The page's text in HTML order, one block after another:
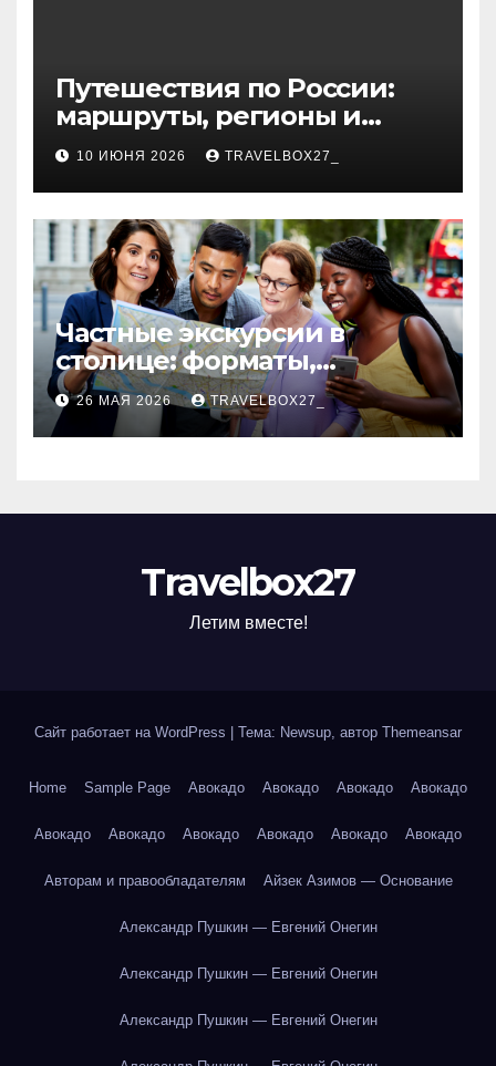
Путешествия по России:
маршруты, регионы и
особенности поездок
10 ИЮНЯ 2026 TRAVELBOX27_
Частные экскурсии в
столице: форматы,
маршруты и особенности
организации
26 МАЯ 2026 TRAVELBOX27_
Travelbox27
Летим вместе!
Сайт работает на WordPress Тема: Newsup, автор Themeansar
Home Sample Page Авокадо Авокадо Авокадо Авокадо
Авокадо Авокадо Авокадо Авокадо Авокадо Авокадо
Авторам и правообладателям Айзек Азимов — Основание
Александр Пушкин — Евгений Онегин
Александр Пушкин — Евгений Онегин
Александр Пушкин — Евгений Онегин